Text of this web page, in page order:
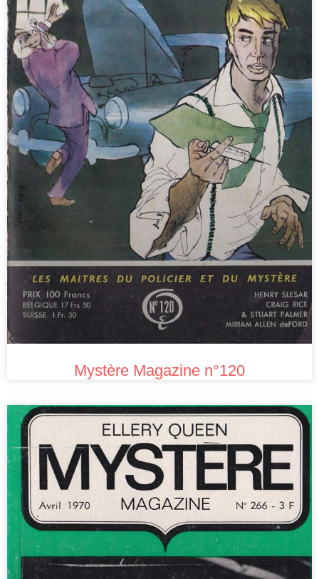
Mystère Magazine n°120